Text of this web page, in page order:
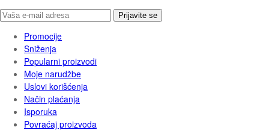
Prijavite se
Promocije
Sniženja
Popularni proizvodi
Moje narudžbe
Uslovi korišćenja
Način plaćanja
Isporuka
Povraćaj proizvoda